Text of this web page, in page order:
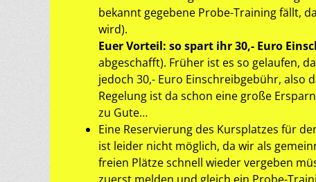
bekannt gegebene Probe-Training fällt,
wird).
Euer Vorteil: so spart ihr 30,- Euro
abgeschafft). Früher ist es so gelaufen,
jedoch 30,- Euro Einschreibgebühr, also
Regelung ist da schon eine große
zu Gute…
Eine Reservierung des Kursplatzes für
ist leider nicht möglich, da wir als
freien Plätze schnell wieder vergeben